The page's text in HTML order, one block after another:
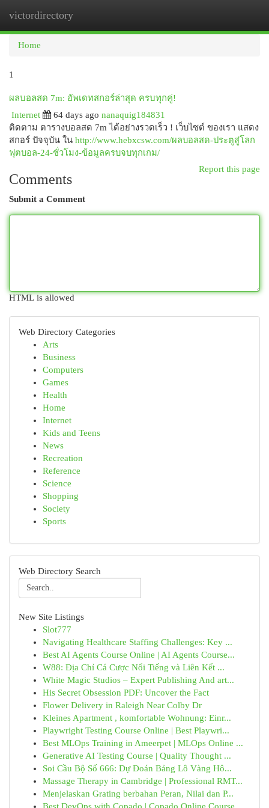
victordirectory
Home
1
ผลบอลสด 7m: อัพเดทสกอร์ล่าสุด ครบทุกคู่!
Internet
64 days ago nanaquig184831
ติดตาม ตารางบอลสด 7m ได้อย่างรวดเร็ว ! เว็บไซต์ ของเรา แสดง
สกอร์ ปัจจุบัน ใน http://www.hebxcsw.com/ผลบอลสด-ประตูสู่โลก
ฟุตบอล-24-ชั่วโมง-ข้อมูลครบจบทุกเกม/
Report this page
Comments
Submit a Comment
HTML is allowed
Web Directory Categories
Arts
Business
Computers
Games
Health
Home
Internet
Kids and Teens
News
Recreation
Reference
Science
Shopping
Society
Sports
Web Directory Search
New Site Listings
Slot777
Navigating Healthcare Staffing Challenges: Key ...
Best AI Agents Course Online | AI Agents Course...
W88: Địa Chỉ Cá Cược Nổi Tiếng và Liên Kết ...
White Magic Studios – Expert Publishing And art...
His Secret Obsession PDF: Uncover the Fact
Flower Delivery in Raleigh Near Colby Dr
Kleines Apartment , komfortable Wohnung: Einr...
Playwright Testing Course Online | Best Playwri...
Best MLOps Training in Ameerpet | MLOps Online ...
Generative AI Testing Course | Quality Thought ...
Soi Cầu Bộ Số 666: Dự Đoán Bảng Lô Vàng Hô...
Massage Therapy in Cambridge | Professional RMT...
Menjelaskan Grating berbahan Peran, Nilai dan P...